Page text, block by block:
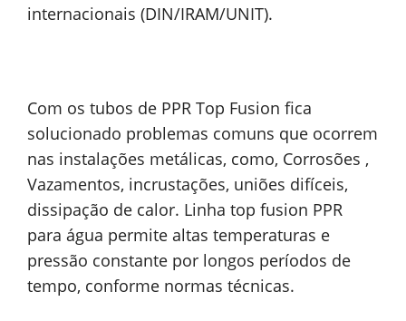
internacionais (DIN/IRAM/UNIT).
Com os tubos de PPR Top Fusion fica
solucionado problemas comuns que ocorrem
nas instalações metálicas, como, Corrosões ,
Vazamentos, incrustações, uniões difíceis,
dissipação de calor. Linha top fusion PPR
para água permite altas temperaturas e
pressão constante por longos períodos de
tempo, conforme normas técnicas.